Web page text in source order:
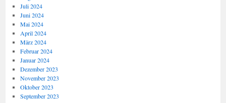
Juli 2024
Juni 2024
Mai 2024
April 2024
März 2024
Februar 2024
Januar 2024
Dezember 2023
November 2023
Oktober 2023
September 2023